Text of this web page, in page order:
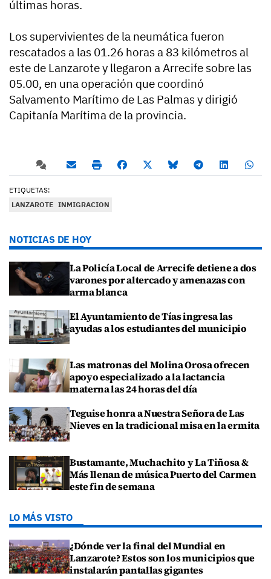
últimas horas.
Los supervivientes de la neumática fueron
rescatados a las 01.26 horas a 83 kilómetros al
este de Lanzarote y llegaron a Arrecife sobre las
05.00, en una operación que coordinó
Salvamento Marítimo de Las Palmas y dirigió
Capitanía Marítima de la provincia.
ETIQUETAS:
LANZAROTE INMIGRACION
NOTICIAS DE HOY
La Policía Local de Arrecife detiene a dos
varones por altercado y amenazas con
arma blanca
El Ayuntamiento de Tías ingresa las
ayudas a los estudiantes del municipio
Las matronas del Molina Orosa ofrecen
apoyo especializado a la lactancia
materna las 24 horas del día
Teguise honra a Nuestra Señora de Las
Nieves en la tradicional misa en la ermita
Bustamante, Muchachito y La Tiñosa &
Más llenan de música Puerto del Carmen
este fin de semana
LO MÁS VISTO
¿Dónde ver la final del Mundial en
Lanzarote? Estos son los municipios que
instalarán pantallas gigantes